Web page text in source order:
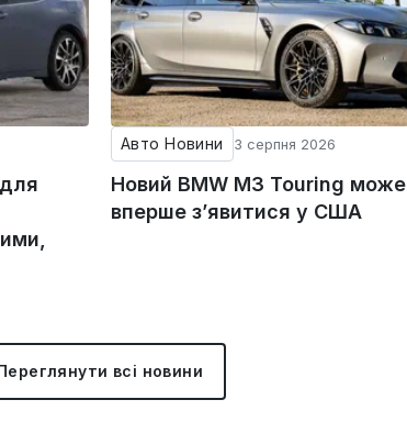
Авто Новини 3 серпня 2026
Новий BMW M3 Touring може
вперше з’явитися у США
всі новини